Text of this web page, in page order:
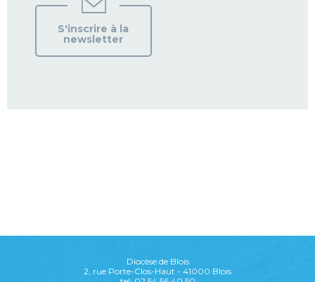
S'inscrire à la
newsletter
Diocèse de Blois
2, rue Porte-Clos-Haut - 41000 Blois